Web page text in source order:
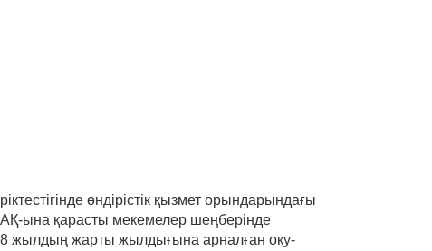
өндірістік қызмет орындарындағы
АҚ-ына қарасты мекемелер шеңберінде
жылдың жарты жылдығына арналған оқу-